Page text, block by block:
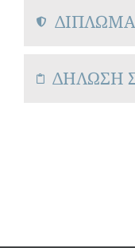
ΔΙΠΛΩΜΑ
ΔΗΛΩΣΗ